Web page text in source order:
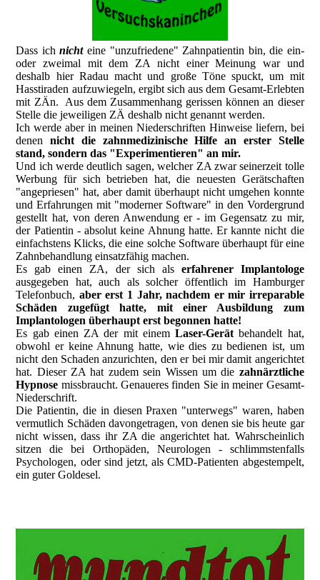
Dass ichnichteine "unzufriedene" Zahnpatientin bin, die ein-
oder zweimal mit dem ZA nicht einer Meinung war und
deshalb hier Radau macht und große Töne spuckt, um mit
Hasstiraden aufzuwiegeln, ergibt sich aus dem Gesamt-Erlebten
mit ZÄn. Aus dem Zusammenhang gerissen können an dieser
Stelle die jeweiligen ZÄ deshalb nicht genannt werden.
Ich werde aber in meinen Niederschriften Hinweise liefern, bei
denennicht die zahnmedizinische Hilfe an erster Stelle
stand, sondern das "Experimentieren" an mir.
Und ich werde deutlich sagen, welcher ZA zwar seinerzeit tolle
Werbung für sich betrieben hat, die neuesten Gerätschaften
"angepriesen" hat, aber damit überhaupt nicht umgehen konnte
und Erfahrungen mit "moderner Software" in den Vordergrund
gestellt hat, von deren Anwendung er - im Gegensatz zu mir,
der Patientin - absolut keine Ahnung hatte. Er kannte nicht die
einfachstens Klicks, die eine solche Software überhaupt für eine
Zahnbehandlung einsatzfähig machen.
Es gab einen ZA, der sich als erfahrener Implantologe
ausgegeben hat, auch als solcher öffentlich im Hamburger
Telefonbuch, aber erst 1 Jahr, nachdem er mir irreparable
Schäden zugefügt hatte, mit einer Ausbildung zum
Implantologen überhaupt erst begonnen hatte!
Es gab einen ZA der mit einemLaser-Gerät behandelt hat,
obwohl er keine Ahnung hatte, wie dies zu bedienen ist, um
nicht den Schaden anzurichten, den er bei mir damit angerichtet
hat. Dieser ZA hat zudem sein Wissen um die zahnärztliche
Hypnose missbraucht. Genaueres finden Sie in meiner Gesamt-
Niederschrift.
Die Patientin, die in diesen Praxen "unterwegs" waren, haben
vermutlich Schäden davongetragen, von denen sie bis heute gar
nicht wissen, dass ihr ZA die angerichtet hat. Wahrscheinlich
sitzen die bei Orthopäden, Neurologen - schlimmstenfalls
Psychologen, oder sind jetzt, als CMD-Patienten abgestempelt,
ein guter Goldesel.